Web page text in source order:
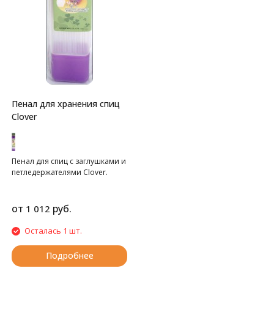
Пенал для хранения спиц
Clover
Пенал для спиц с заглушками и
петледержателями Clover.
от 1 012 руб.
Осталась 1 шт.
Подробнее